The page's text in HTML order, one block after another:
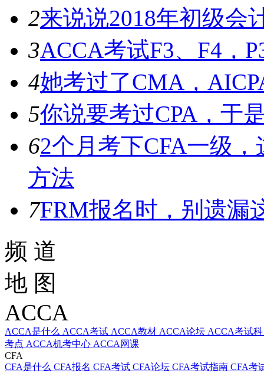
2来说说2018年初级会
3ACCA考试F3、F4，
4她考过了CMA，
5你说要考过CPA，于
62个月考下CFA一级
方法
7FRM报名时，别遗漏
频 道
地 图
ACCA
ACCA是什么 ACCA考试 ACCA教材 ACCA论坛 ACCA考试
考点 ACCA机考中心 ACCA网课
CFA
CFA是什么 CFA报名 CFA考试 CFA论坛 CFA考试指南 CFA考